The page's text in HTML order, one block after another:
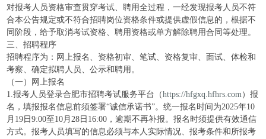
对报考人员资格审查贯穿考试、聘用全过程，一经发现报考人员不符
合本公告规定或不符合招聘岗位资格条件或提供虚假信息的，根据不
同阶段，给予取消考试资格、聘用资格或单方解除聘用合同等处理。
三、招聘程序
招聘程序为：网上报名、资格初审、笔试、资格复审、面试、体检和
考察、确定拟聘人员、公示和聘用。
（一）网上报名
1.报考人员登录合肥市招聘考试服务平台（https://hfgxq.hfhrs.com）报
名，填报报名信息前须签署“诚信承诺书”。统一报名时间为2025年10
月19日9:00至10月28日16:00，逾期不再补报。报名时须提供有效通信
方式。报考人员填写的信息必须与本人实际情况、报考条件和所报考